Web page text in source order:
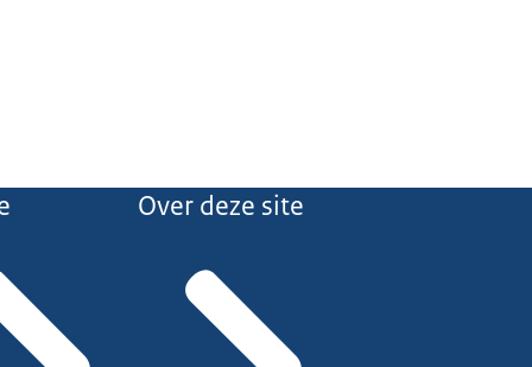
Over deze site